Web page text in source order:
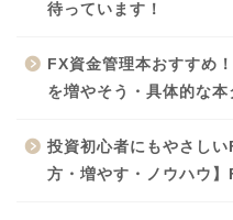
待っています！
FX資金管理本おすすめ
を増やそう・具体的な
投資初心者にもやさし
方・増やす・ノウハウ】